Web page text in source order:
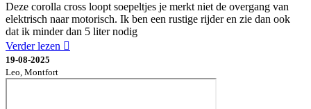
Deze corolla cross loopt soepeltjes je merkt niet de overgang van
elektrisch naar motorisch. Ik ben een rustige rijder en zie dan ook
dat ik minder dan 5 liter nodig
Verder lezen
19-08-2025
Leo, Montfort